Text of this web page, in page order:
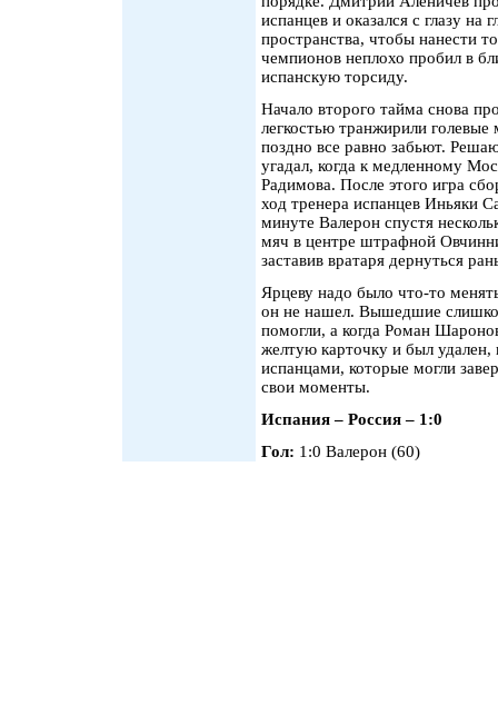
испанцев и оказался с глазу на
пространства, чтобы нанести
чемпионов неплохо пробил в
испанскую торсиду.
Начало второго тайма снова
легкостью транжирили
поздно все равно забьют.
угадал, когда к медленному
Радимова. После этого игра
ход тренера испанцев Иньяки
минуте Валерон спустя
мяч в центре штрафной
заставив вратаря дернуться
Ярцеву надо было что-то
он не нашел. Вышедшие
помогли, а когда Роман
желтую карточку и был удален,
испанцами, которые могли
свои моменты.
Испания – Россия – 1:0
Гол: 1:0 Валерон (60)